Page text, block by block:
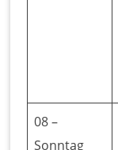
08 –
Sonntag